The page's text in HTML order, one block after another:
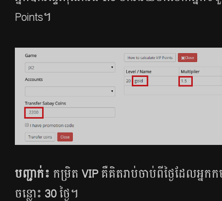
Points។
បញ្ជាក់៖ កម្រិត VIPគឺគិតរាប់ចាប់ពីថ្ងៃដែលអ្នកកម្ស
ចន្លោះ 30ថ្ងៃ។